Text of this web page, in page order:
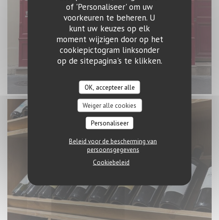
of 'Personaliseer' om uw
voorkeuren te beheren. U
kunt uw keuzes op elk
moment wijzigen door op het
cookiepictogram linksonder
op de sitepagina's te klikken.
OK, accepteer alle
Weiger alle cookies
Personaliseer
Beleid voor de bescherming van
persoonsgegevens
Cookiebeleid